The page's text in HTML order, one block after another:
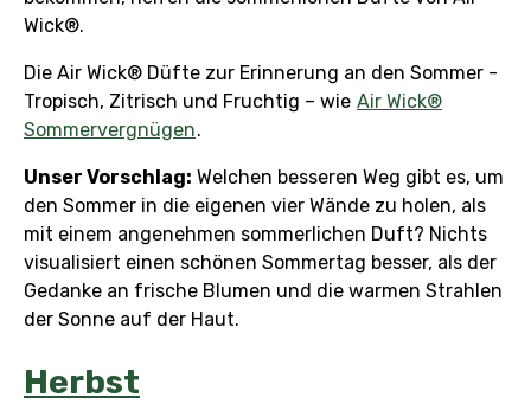
Wick®.
Die Air Wick® Düfte zur Erinnerung an den Sommer -
Tropisch, Zitrisch und Fruchtig – wie Air Wick®
Sommervergnügen.
Unser Vorschlag: Welchen besseren Weg gibt es, um
den Sommer in die eigenen vier Wände zu holen, als
mit einem angenehmen sommerlichen Duft? Nichts
visualisiert einen schönen Sommertag besser, als der
Gedanke an frische Blumen und die warmen Strahlen
der Sonne auf der Haut.
Herbst